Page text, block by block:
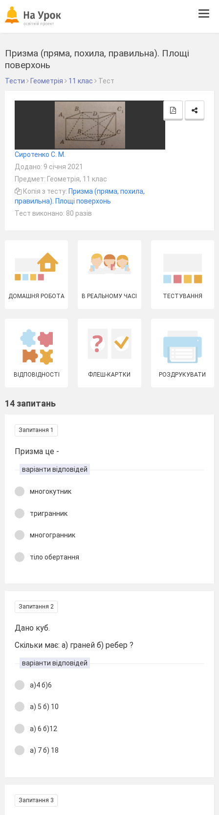
Призма (пряма, похила, правильна). Площі
поверхонь
Тести Геометрія 11 клас Тест
Сиротенко С. М.
Додано: 9 січня 2021
Предмет: Геометрія, 11 клас
Копія з тесту: Призма (пряма, похила,
правильна). Площі поверхонь
Тест виконано: 80 разів
ДОМАШНЯ РОБОТА В РЕАЛЬНОМУ ЧАСІ ТЕСТУВАННЯ
ВІДПОВІДНОСТІ ФЛЕШ-КАРТКИ РОЗДРУКУВАТИ
14 запитань
Запитання 1
Призма це -
варіанти відповідей
многокутник
тригранник
многогранник
тіло обертання
Запитання 2
Дано куб.
Скільки має: а) граней б) ребер ?
варіанти відповідей
а)4 б)6
а) 5 б) 10
а) 6 б)12
а) 7 б) 18
Запитання 3